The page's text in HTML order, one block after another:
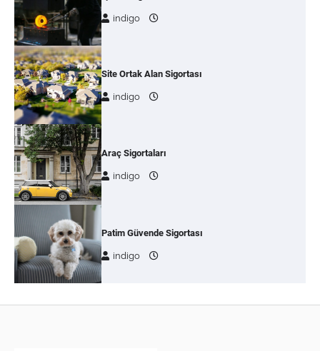
indigo
Site Ortak Alan Sigortası
indigo
Araç Sigortaları
indigo
Patim Güvende Sigortası
indigo